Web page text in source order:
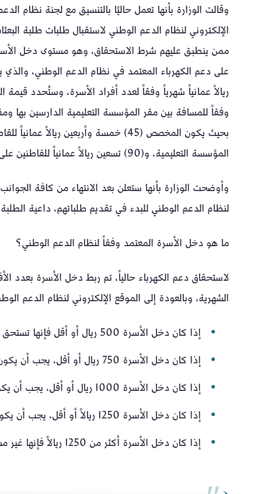
وقالت الوزارة بأنها تعمل حاليًا بالتنسيق مع لجنة نظام
الإلكتروني لنظام الدعم الوطني لاستقبال طلبات طلبة
ممن ينطبق عليهم شرط الاستحقاق، وهو مستوى دخل
ريالاً عمانياً شهرياً وفقاً لعدد أفراد الأسرة، وستُحدد
وفقاً للمسافة بين مقر المؤسسة التعليمية الدارسين بها
المؤسسة التعليمية، و(90) تسعين ريالاً عمانياً للقاطنين على بعد أكثر من (50) خمسين كيلومترًا.
وأوضحت الوزارة بأنها ستعلن بعد الانتهاء من كافة
لنظام الدعم الوطني للبدء في تقديم طلباتهم، داعية
ما هو دخل الأسرة المعتمد وفقاً لنظام الدعم الوطني؟
لاستحقاق دعم الكهرباء حالياً، تم ربط دخل الأسرة بعدد
الشهرية، وبالعودة إلى الموقع الإلكتروني لنظام الدعم
إذا كان دخل الأسرة 500 ريال أو أقل فإنها تستحق دعم الكهرباء مهما كان عدد أفراد الأسرة
إذا كان دخل الأسرة 750 ريال أو أقل، يجب أن يكون عدد أفراد الأسرة 5 أو أكثر للاستحقاق
إذا كان دخل الأسرة 1000 ريال أو أقل، يجب أن يكون عدد أفراد الأسرة 7 أو أكثر للاستحقاق
إذا كان دخل الأسرة 1250 ريالاً أو أقل، يجب أن يكون عدد أفراد الأسرة 9 أو أكثر للاستحقاق
إذا كان دخل الأسرة أكثر من 1250 ريالاً فإنها غير مستحقة للدعم مهما كان عدد أفرادها.